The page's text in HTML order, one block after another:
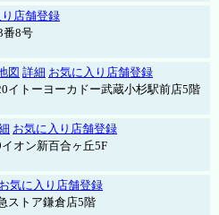
店舗登録
番8号
図 詳細 お気に入り店舗登録
イトーヨーカドー武蔵小杉駅前店5階
お気に入り店舗登録
オン新百合ヶ丘5F
お気に入り店舗登録
ストア鎌倉店5階